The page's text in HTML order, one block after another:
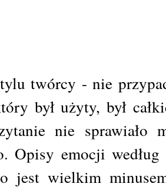
twórcy - nie
był użyty, był
nie sprawiało
Opisy emocji według
jest wielkim